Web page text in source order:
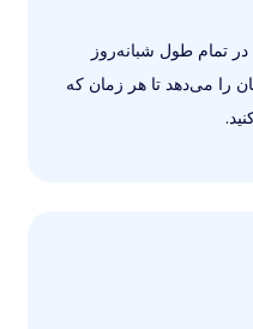
تمام طول شبانه‌روز
را می‌دهد تا هر زمان که